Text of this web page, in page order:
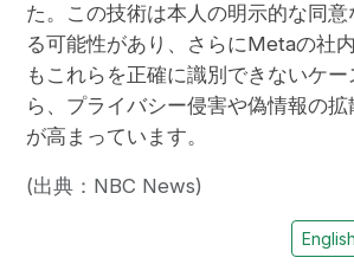
た。この技術は本人の明示的な同意
る可能性があり、さらにMetaの社
もこれらを正確に識別できないケ
ら、プライバシー侵害や偽情報の
が高まっています。
(出典：NBC News)
English